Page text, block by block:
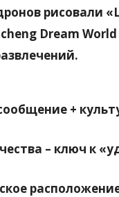
рисовали
Dream
+
– ключ к